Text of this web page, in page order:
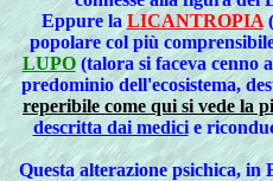
EppurelaLICANTROPIA
popolare col più
LUPO(talora si faceva cenno
predominio dell'ecosistema,
reperibile come qui si vede la
descritta dai medicie
Questa alterazione psichica,